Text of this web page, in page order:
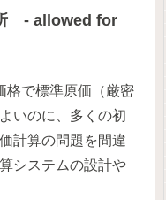
- allowed for
格で標準原価（厳密
いのに、多くの初
計算の問題を間違
システムの設計や